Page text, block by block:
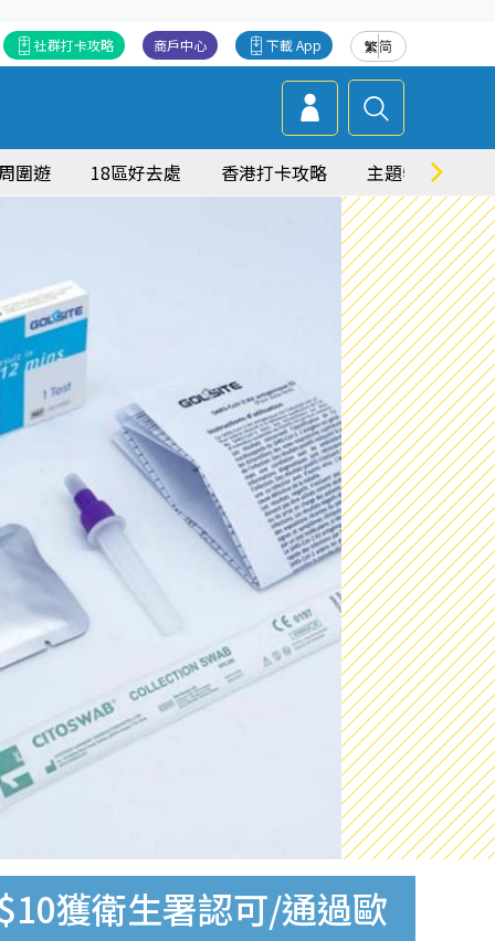
繁简
下載 App
商戶中心
社群打卡攻略
圍遊 18區好去處 香港打卡攻略 主題特集
獲衛生署認可/通過歐